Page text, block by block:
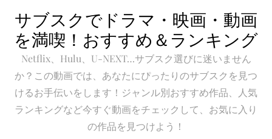
content
サブスクでドラマ・映画・動画
を満喫！おすすめ＆ランキング
Netflix、Hulu、U-NEXT…サブスク選びに迷いません
か？この動画では、あなたにぴったりのサブスクを見つ
けるお手伝いをします！ジャンル別おすすめ作品、人気
ランキングなど今すぐ動画をチェックして、お気に入り
の作品を見つけよう！